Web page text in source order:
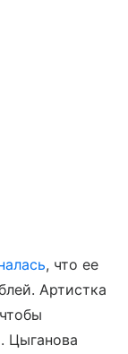
, что ее
Артистка
Цыганова